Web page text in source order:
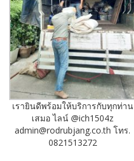
เรายินดีพร้อมให้บริการกับทุกท่าน
เสมอ ไลน์ @ich1504z
admin@rodrubjang.co.th โทร.
0821513272